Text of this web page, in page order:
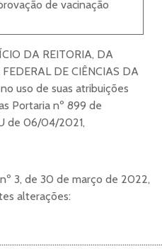
de vacinação
DA REITORIA, DA
DE CIÊNCIAS DA
uso de suas atribuições
Portaria nº 899 de
de 06/04/2021,
3, de 30 de março de 2022,
alterações: